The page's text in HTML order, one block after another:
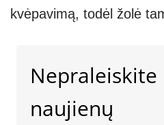
kvėpavimą, todėl žolė
Nepraleiskite
naujienų